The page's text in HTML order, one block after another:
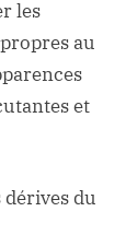
les
au
et
du